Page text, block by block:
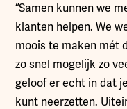
“Samen kunnen we
klanten helpen. We
moois te maken mét
zo snel mogelijk zo
geloof er echt in dat
kunt neerzetten.